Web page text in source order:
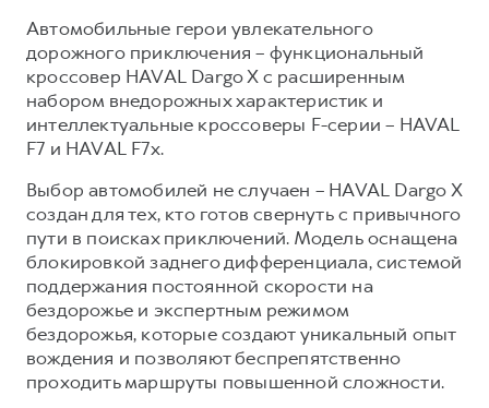
F7
от 2 899 000 ₽
F7X
от 3 599 000 ₽
от 3 449 000 ₽
КОРПОРАТИВНЫМ КЛИЕНТАМ
Для малого бизнеса
Корпоративным клиентам
Крупным корпоративным клиентам
Система управления автопарком
Сервис для корпоративных клиентов
HAVAL Лизинг
АКСЕССУАРЫ HAVAL
Автомобильные аксессуары
ПОДДЕРЖКА
GWM Безопасность
Гарантия HAVAL
Мобильное приложение GWM
Программа «HAVAL Защита+»
Руководства по эксплуатации
Подписки
АКСЕССУАРЫ HAVAL
Автомобильные аксессуары
Коллекция CITY
Автомобильные герои увлекательного
дорожного приключения – функциональный
кроссовер HAVAL Dargo X с расширенным
набором внедорожных характеристик и
интеллектуальные кроссоверы F-серии – HAVAL
F7 и HAVAL F7x.
Выбор автомобилей не случаен – HAVAL Dargo X
создан для тех, кто готов свернуть с привычного
пути в поисках приключений. Модель оснащена
блокировкой заднего дифференциала, системой
поддержания постоянной скорости на
бездорожье и экспертным режимом
бездорожья, которые создают уникальный опыт
вождения и позволяют беспрепятственно
проходить маршруты повышенной сложности.